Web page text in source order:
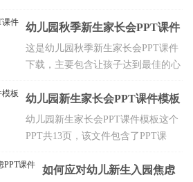
幼儿园基本情况，孩子入园初期会出现
哭闹，物品准备，接送要求，请假制度
等，欢迎点击下载。
幼儿园秋季新生家长会PPT课件
这是幼儿园秋季新生家长会PPT课件
下载，主要包含让孩子达到最佳的心
备，人际关系建立等，欢迎点击下
载。
幼儿园新生家长会PPT课件模板
幼儿园新生家长会PPT课件模板这个
PPT共13页，该文件包含了PPT课
正确的教育观念，打造和谐的家庭环
如何应对幼儿新生入园焦虑